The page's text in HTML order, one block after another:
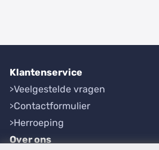
Klantenservice
Veelgestelde vragen
Contactformulier
Herroeping
Over ons